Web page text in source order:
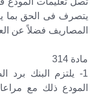
يتصرف فى الحق بما
المصاريف فضلاً عن
مادة 314
1- يلتزم البنك
المودع ذلك مع